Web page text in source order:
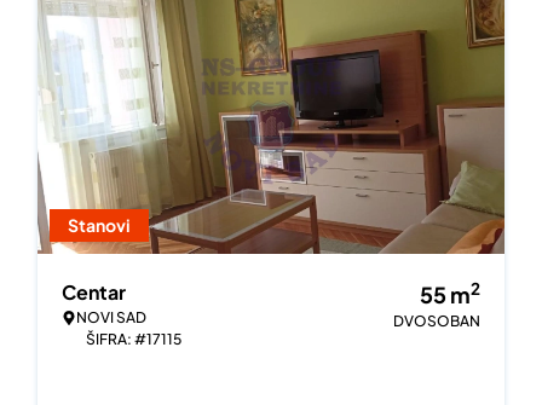
Stanovi
Centar
NOVI SAD
ŠIFRA: #17115
55m2
DVOSOBAN